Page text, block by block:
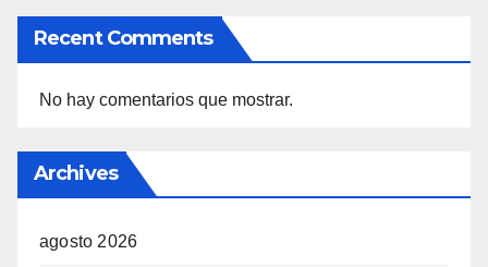
Recent Comments
No hay comentarios que mostrar.
Archives
agosto 2026